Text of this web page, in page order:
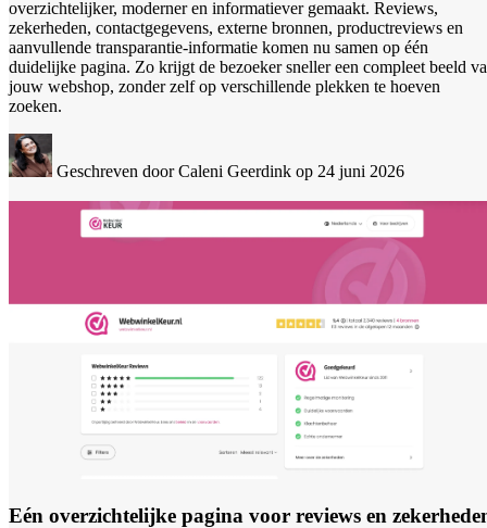
overzichtelijker, moderner en informatiever gemaakt. Reviews,
zekerheden, contactgegevens, externe bronnen, productreviews en
aanvullende transparantie-informatie komen nu samen op één
duidelijke pagina. Zo krijgt de bezoeker sneller een compleet beeld
jouw webshop, zonder zelf op verschillende plekken te hoeven
zoeken.
Geschreven door Caleni Geerdink op 24 juni 2026
Eén overzichtelijke pagina voor reviews en